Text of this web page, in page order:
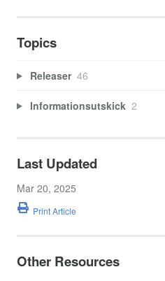
Topics
Releaser 46
Informationsutskick 2
Last Updated
Mar 20, 2025
Print Article
Other Resources